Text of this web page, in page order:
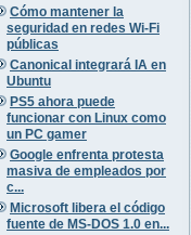
Cómo mantener la
seguridad en redes Wi-Fi
públicas
Canonical integrará IA en
Ubuntu
PS5 ahora puede
funcionar con Linux como
un PC gamer
Google enfrenta protesta
masiva de empleados por
c...
Microsoft libera el código
fuente de MS-DOS 1.0 en...